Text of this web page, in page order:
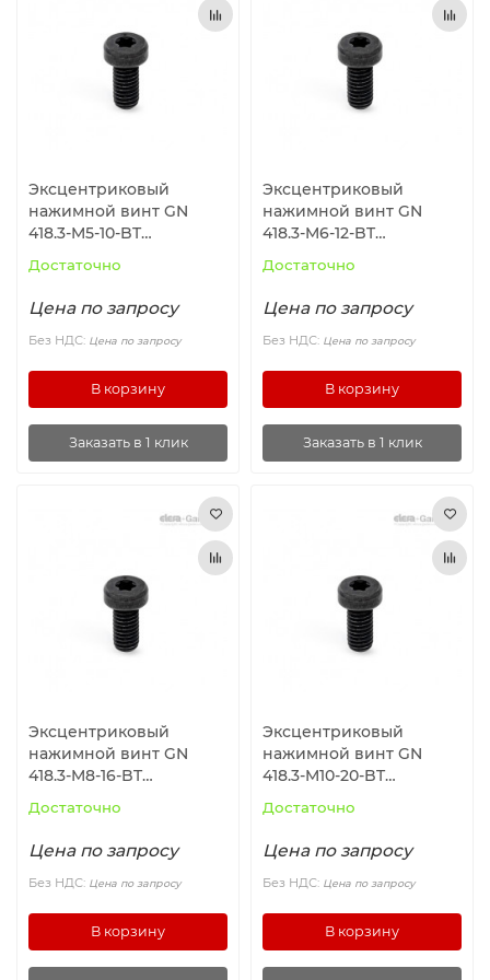
Ролики и колёса
Магниты удерживающие
Компоненты линейного движения
Вакуумные компоненты
Эксцентриковый
нажимной винт GN
418.3-M5-10-BT
Достаточно
Цена по запросу
Без НДС: Цена по запросу
В корзину
Заказать в 1 клик
Эксцентриковый
нажимной винт GN
418.3-M6-12-BT
Достаточно
Цена по запросу
Без НДС: Цена по запросу
В корзину
Заказать в 1 клик
Эксцентриковый
нажимной винт GN
418.3-M8-16-BT
Достаточно
Цена по запросу
Без НДС: Цена по запросу
В корзину
Эксцентриковый
нажимной винт GN
418.3-M10-20-BT
Достаточно
Цена по запросу
Без НДС: Цена по запросу
В корзину